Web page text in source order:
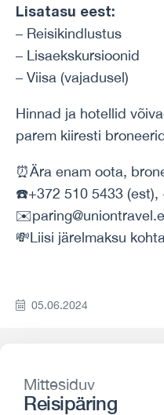
Lisatasu eest:
– Reisikindlustus
– Lisaekskursioonid
– Viisa (vajadusel)
Hinnad ja hotellid
parem kiiresti
⏰Ära enam oota,
☎️+372 510 5433 (est),
💸Liisi järelmaksu
05.06.2024
Mittesiduv
Reisipäring